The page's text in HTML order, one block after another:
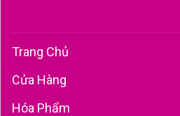
Trang Chủ
Cửa Hàng
Hóa Phẩm